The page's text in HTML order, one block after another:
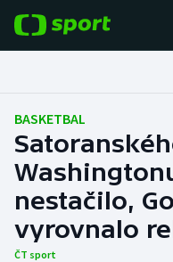
Fotbal
Hokej
Tenis
Atletika
BASKETBAL
nestačilo,
vyrovnalo
ČT sport